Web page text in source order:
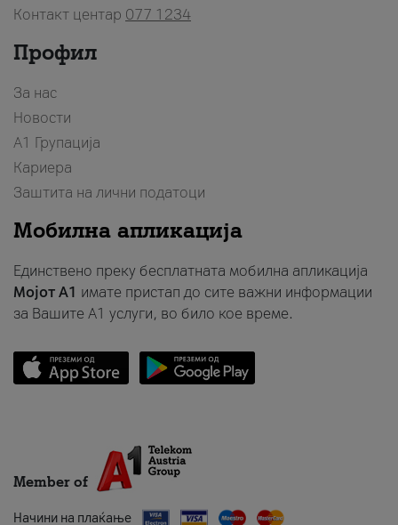
Контакт центар 077 1234
Профил
За нас
Новости
А1 Групација
Кариера
Заштита на лични податоци
Мобилна апликација
Единствено преку бесплатната мобилна апликација
Мојот A1 имате пристап до сите важни информации
за Вашите A1 услуги, во било кое време.
Member of
Начини на плаќање